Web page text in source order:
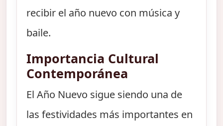
recibir el año nuevo con música y
baile.
Importancia Cultural
Contemporánea
El Año Nuevo sigue siendo una de
las festividades más importantes en